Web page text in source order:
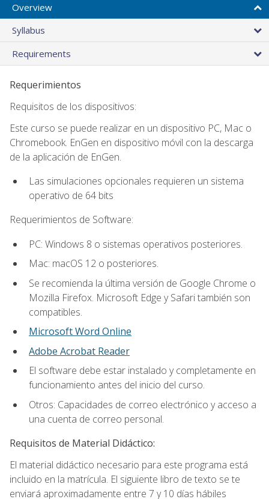
Overview
Syllabus
Requirements
Requerimientos
Requisitos de los dispositivos:
Este curso se puede realizar en un dispositivo PC, Mac o
Chromebook. EnGen en dispositivo móvil con la descarga
de la aplicación de EnGen.
Las simulaciones opcionales requieren un sistema
operativo de 64 bits
Requerimientos de Software:
PC: Windows 8 o sistemas operativos posteriores.
Mac: macOS 12 o posteriores.
Se recomienda la última versión de Google Chrome o
Mozilla Firefox. Microsoft Edge y Safari también son
compatibles.
Microsoft Word Online
Adobe Acrobat Reader
El software debe estar instalado y completamente en
funcionamiento antes del inicio del curso.
Otros: Capacidades de correo electrónico y acceso a
una cuenta de correo personal.
Requisitos de Material Didáctico:
El material didáctico necesario para este programa está
incluido en la matrícula. El siguiente libro de texto se te
enviará aproximadamente entre 7 y 10 días hábiles